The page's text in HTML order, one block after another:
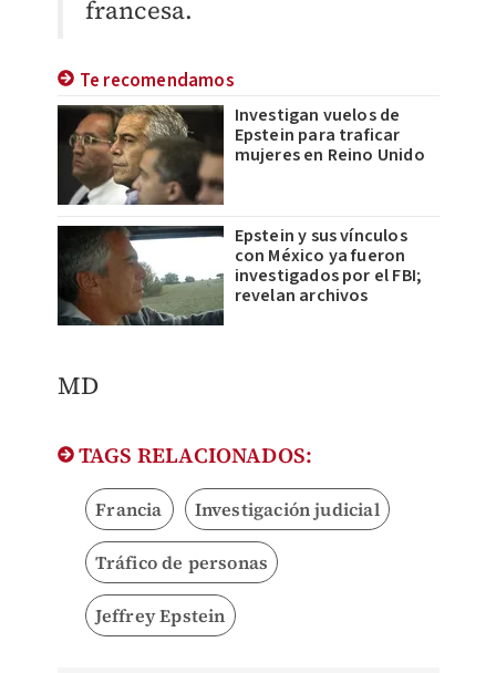
francesa.
Te recomendamos
Investigan vuelos de
Epstein para traficar
mujeres en Reino Unido
Epstein y sus vínculos
con México ya fueron
investigados por el FBI;
revelan archivos
MD
TAGS RELACIONADOS:
Francia Investigación judicial
Tráfico de personas
Jeffrey Epstein